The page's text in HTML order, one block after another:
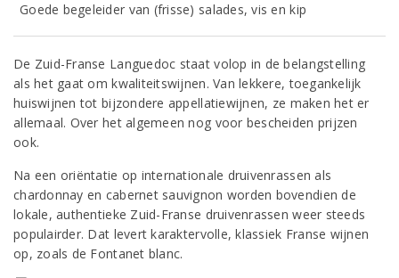
Goede begeleider van (frisse) salades, vis en kip
De Zuid-Franse Languedoc staat volop in de belangstelling
als het gaat om kwaliteitswijnen. Van lekkere, toegankelijk
huiswijnen tot bijzondere appellatiewijnen, ze maken het er
allemaal. Over het algemeen nog voor bescheiden prijzen
ook.
Na een oriëntatie op internationale druivenrassen als
chardonnay en cabernet sauvignon worden bovendien de
lokale, authentieke Zuid-Franse druivenrassen weer steeds
populairder. Dat levert karaktervolle, klassiek Franse wijnen
op, zoals de Fontanet blanc.